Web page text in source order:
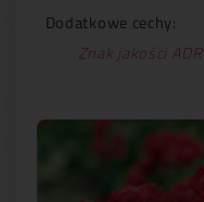
Dodatkowe cechy:
Znak jakości ADR